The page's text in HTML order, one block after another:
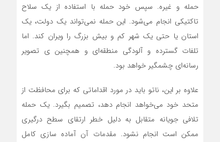
حمله و غیره. سپس خود حمله با استفاده از یک سلاح
تاکتیکی‌ انجام می‌شود. این حمله نمی‌تواند یک دولت، یک
استان یا حتی یک شهر کم و بیش بزرگ را ویران کند. اما
تلفات گسترده و آلودگی منطقه‌ای و همچنین ی تصویر
رسانه‌‌ای چشمگیر خواهد بود.
علاوه بر این، ناتو باید در مورد اقداماتی که برای محافظت از
متحد خود می‌خواهد انجام دهد، تصمیم بگیرد. یک حمله
تلافی جویانه متقابل به دلیل خطر ارتقای سطح درگیری
ممکن است انجام نشود. مقدمات آن آماده سازی کامل